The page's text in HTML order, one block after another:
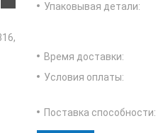
Упаковывая детали:
Время доставки:
Условия оплаты:
Поставка способности: